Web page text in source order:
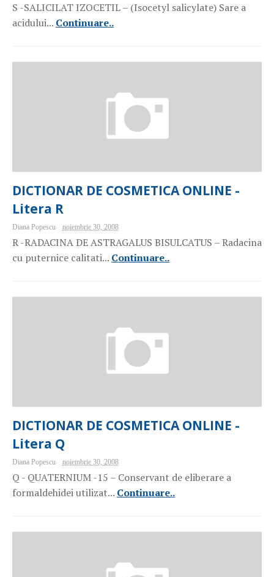
S -SALICILAT IZOCETIL – (Isocetyl salicylate) Sare a
acidului... Continuare..
DICTIONAR DE COSMETICA ONLINE -
Litera R
Diana Popescu noiembrie 30, 2008
R -RADACINA DE ASTRAGALUS BISULCATUS – Radacina
cu puternice calitati... Continuare..
DICTIONAR DE COSMETICA ONLINE -
Litera Q
Diana Popescu noiembrie 30, 2008
Q - QUATERNIUM -15 – Conservant de eliberare a
formaldehidei utilizat... Continuare..